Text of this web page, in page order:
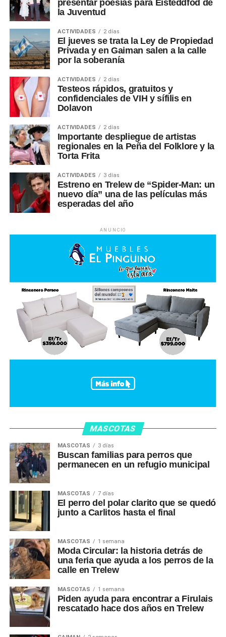
presentar poesías para Eisteddfod de
la Juventud
ACTIVIDADES 2 días
El jueves se trata la Ley de Propiedad
Privada y en Gaiman salen a la calle
por la soberanía
ACTIVIDADES 2 días
Testeos rápidos, gratuitos y
confidenciales de VIH y sífilis en
Dolavon
ACTIVIDADES 2 días
Importante despliegue de artistas
regionales en la Peña del Folklore y la
Torta Frita
ACTIVIDADES 3 días
Estreno en Trelew de “Spider-Man: un
nuevo día” una de las películas más
esperadas del año
ANUNCIO
MASCOTAS
MASCOTAS 3 días
Buscan familias para perros que
permanecen en un refugio municipal
MASCOTAS 7 días
El perro del polar clarito que se quedó
junto a Carlitos hasta el final
MASCOTAS 1 semana
Moda Circular: la historia detrás de
una feria que ayuda a los perros de la
calle en Trelew
MASCOTAS 1 semana
Piden ayuda para encontrar a Firulais
rescatado hace dos años en Trelew